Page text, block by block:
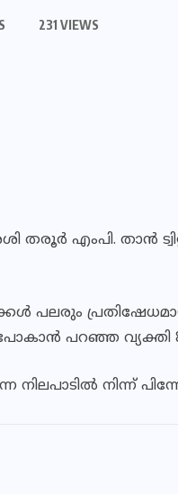
231 VIEWS
തരൂർ എംപി. താൻ
പലരും
പറഞ്ഞ വ്യക്തി
നിലപാടില്‍ നിന്ന്